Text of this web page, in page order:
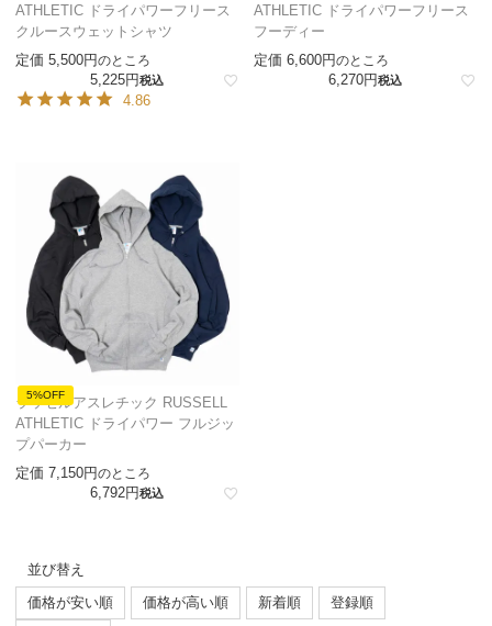
ATHLETIC ドライパワーフリース
クルースウェットシャツ
定価 5,500 のところ
5,225 税込
4.86
ATHLETIC ドライパワーフリース
フーディー
定価 6,600 のところ
6,270 税込
5%OFF
ラッセルアスレチック RUSSELL
ATHLETIC ドライパワー フルジッ
プパーカー
定価 7,150 のところ
6,792 税込
並び替え
価格が安い順
価格が高い順 新着順
登録順